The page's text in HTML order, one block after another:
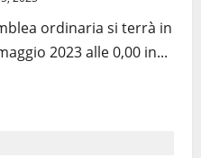
ordinaria si terrà in
2023 alle 0,00 in...